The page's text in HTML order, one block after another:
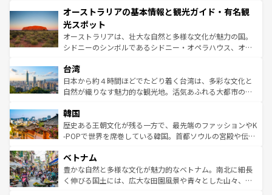
部のニューオーリンズでは、音楽と美食が融合した独特の
文化が魅力。旅行者はアメリカの各地域で異なる魅力を楽
しみながら、その多様性と豊かな歴史を感じることができ
るだろう。車でのロードトリップや列車の旅も、アメリカ
情報は
ワイ島は見逃せない。また、定番の観光地といえばオアフ
島だが、静かな自然を求めるならマウイ島やカウアイ島が
おすすめ。エメラルドグリーンに輝く海をはじめ、豊かな
文化や歴史が息づいている。「アロハスピリット」と呼ば
人々、おいしいローカルフードやハワイアンミュージッ
ク、伝統的なフラダンスなど、すべてがハワイの魅力を彩
っている。訪れるたびに新しい発見と感動が待っているハ
はコンテンツ一覧
オーストラリアの基本情報と観光ガイド・有名観
光スポット
オーストラリアは、壮大な自然と多様な文化が魅力の国。
シドニーのシンボルであるシドニー・オペラハウス、オー
リアリーフや大陸中央部にそびえるウルル（エアーズロッ
ク）、タスマニアの美しい原生林やケアンズの熱帯雨林な
ど、見どころがたくさん。また、カフェやワイン、オージ
いる。アクティビティも充実しており、サーフィンやダイ
ビング、ハイキングなど、アウトドア好きにはたまらな
い。オーストラリアの多彩な魅力を存分に味わいつくそ
参照してほしい。
台湾
日本から約４時間ほどでたどり着く台湾は、多彩な文化と
自然が織りなす魅力的な観光地。活気あふれる大都市の台
ン）、静ひつな山岳地帯である台湾東部など、都市の喧騒
と山間の静けさが共存しており、訪れる人に新しい発見と
驚きをもたらしてくれる。また、奥深い台湾の食文化も魅
容にもいいと評判のスイーツなど、バラエティ豊かな料理
が味わえる。 なお、新着の台湾情報は コンテンツ一覧を参
照してほしい。
韓国
歴史ある王朝文化が残る一方で、最先端のファッションやK
-POPで世界を席巻している韓国。首都ソウルの宮殿や伝統
き、地方に足を延ばせば四季折々の自然美を楽しむことが
できる。そして、キムチや焼肉、絶品のストリートフード
まで、さまざまな韓国料理が待っている。夜には、韓国な
ベトナム
豊かな自然と多様な文化が魅力的なベトナム。南北に細長
く伸びる国土には、広大な田園風景や青々とした山々、世